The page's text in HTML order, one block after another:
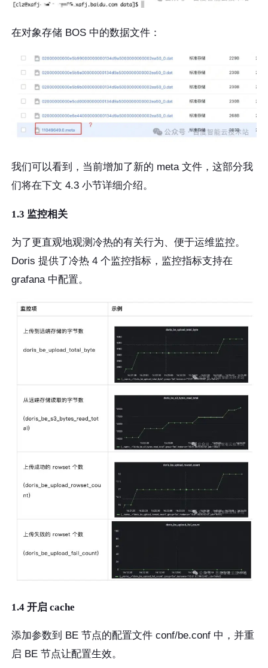
在对象存储 BOS 中的数据文件：
我们可以看到，当前增加了新的 meta 文件，这部分我
们将在下文 4.3 小节详细介绍。
1.3 监控相关
为了更直观地观测冷热的有关行为、便于运维监控。
Doris 提供了冷热 4 个监控指标，监控指标支持在
grafana 中配置。
1.4 开启 cache
添加参数到 BE 节点的配置文件 conf/be.conf 中，并重
启 BE 节点让配置生效。